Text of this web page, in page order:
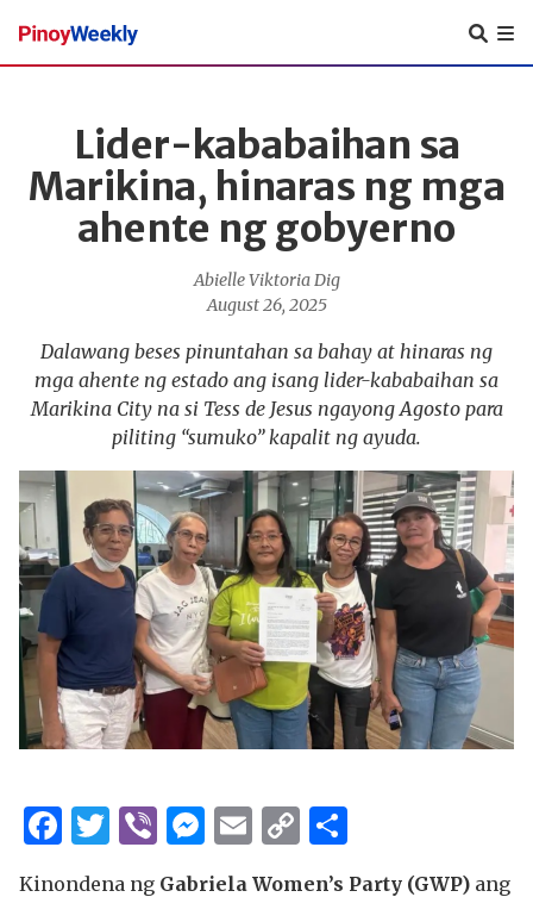
Pinoy
Weekly
Lider-kababaihan sa
Marikina, hinaras ng mga
ahente ng gobyerno
Abielle Viktoria Dig
August 26, 2025
Dalawang beses pinuntahan sa bahay at hinaras ng
mga ahente ng estado ang isang lider-kababaihan sa
Marikina City na si Tess de Jesus ngayong Agosto para
piliting “sumuko” kapalit ng ayuda.
Facebook
Twitter
ViberMessenger
Email
Copy
Link
Kinondena ng Gabriela Women’s Party (GWP) ang